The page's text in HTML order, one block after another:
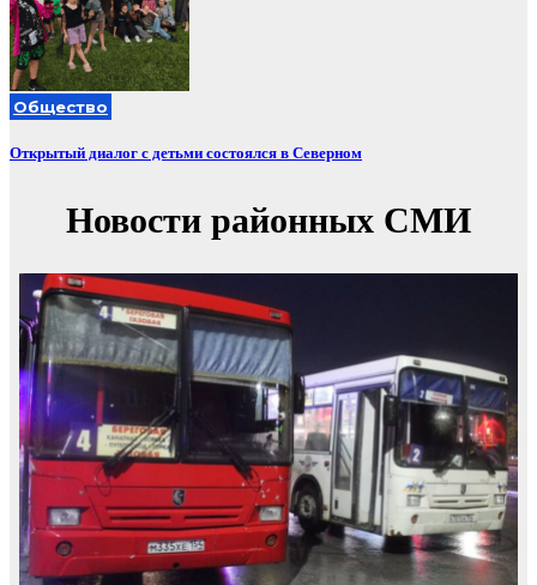
Общество
Открытый диалог с детьми состоялся в Северном